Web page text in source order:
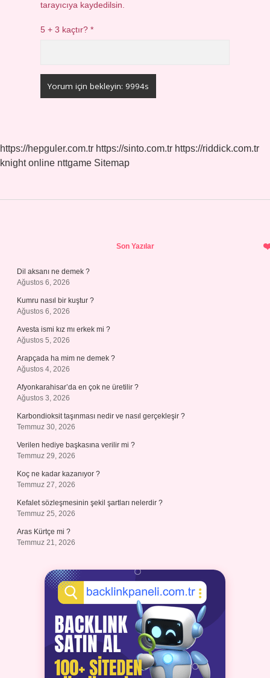
tarayıcıya kaydedilsin.
5 + 3 kaçtır?*
https://hepguler.com.tr https://sinto.com.tr https://riddick.com.tr
knight online nttgame Sitemap
Son Yazılar
Dil aksanı ne demek ?
Ağustos 6, 2026
Kumru nasıl bir kuştur ?
Ağustos 6, 2026
Avesta ismi kız mı erkek mi ?
Ağustos 5, 2026
Arapçada ha mim ne demek ?
Ağustos 4, 2026
Afyonkarahisar’da en çok ne üretilir ?
Ağustos 3, 2026
Karbondioksit taşınması nedir ve nasıl gerçekleşir ?
Temmuz 30, 2026
Verilen hediye başkasına verilir mi ?
Temmuz 29, 2026
Koç ne kadar kazanıyor ?
Temmuz 27, 2026
Kefalet sözleşmesinin şekil şartları nelerdir ?
Temmuz 25, 2026
Aras Kürtçe mi ?
Temmuz 21, 2026